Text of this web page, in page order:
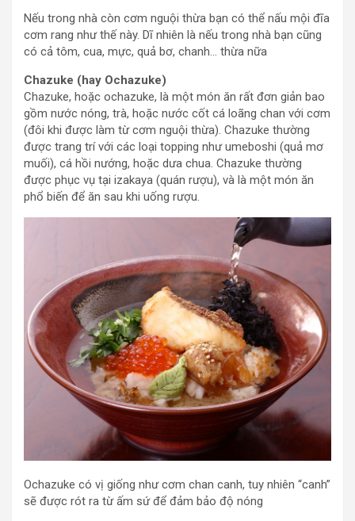
Nếu trong nhà còn cơm nguội thừa bạn có thể nấu mội đĩa
cơm rang như thế này. Dĩ nhiên là nếu trong nhà bạn cũng
có cả tôm, cua, mực, quả bơ, chanh… thừa nữa
Chazuke (hay Ochazuke)
Chazuke, hoặc ochazuke, là một món ăn rất đơn giản bao
gồm nước nóng, trà, hoặc nước cốt cá loãng chan với cơm
(đôi khi được làm từ cơm nguội thừa). Chazuke thường
được trang trí với các loại topping như umeboshi (quả mơ
muối), cá hồi nướng, hoặc dưa chua. Chazuke thường
được phục vụ tại izakaya (quán rượu), và là một món ăn
phổ biến để ăn sau khi uống rượu.
Ochazuke có vị giống như cơm chan canh, tuy nhiên “canh”
sẽ được rót ra từ ấm sứ để đảm bảo độ nóng